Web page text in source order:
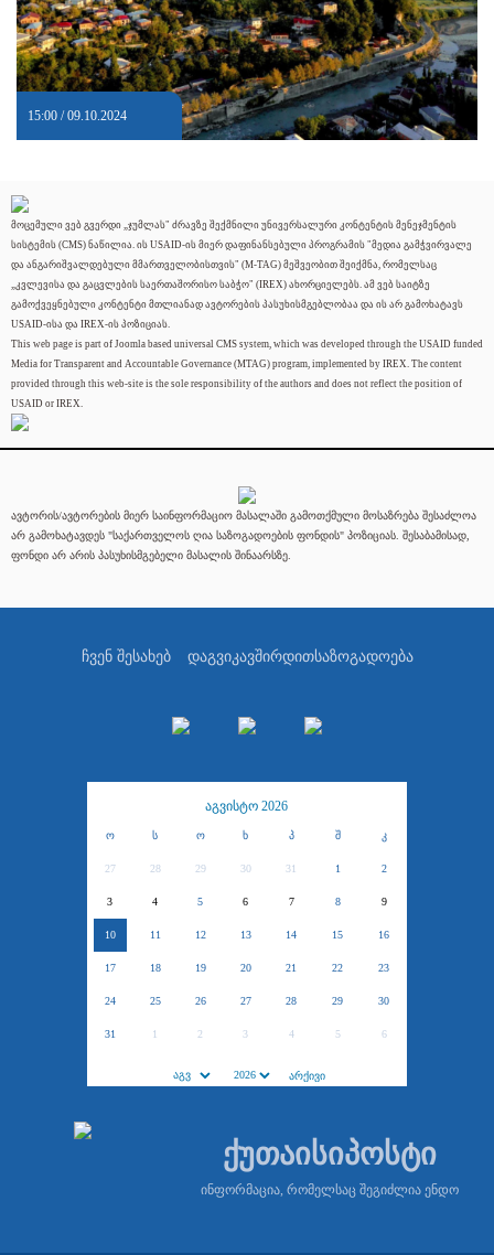
15:00 / 09.10.2024
მოცემული ვებ გვერდი „ჯუმლას" ძრავზე შექმნილი უნივერსალური კონტენტის მენეჯმენტის
სისტემის (CMS) ნაწილია. ის USAID-ის მიერ დაფინანსებული პროგრამის "მედია გამჭვირვალე
და ანგარიშვალდებული მმართველობისთვის" (M-TAG) მეშვეობით შეიქმნა, რომელსაც
„კვლევისა და გაცვლების საერთაშორისო საბჭო" (IREX) ახორციელებს. ამ ვებ საიტზე
გამოქვეყნებული კონტენტი მთლიანად ავტორების პასუხისმგებლობაა და ის არ გამოხატავს
USAID-ისა და IREX-ის პოზიციას.
This web page is part of Joomla based universal CMS system, which was developed through the USAID funded
Media for Transparent and Accountable Governance (MTAG) program, implemented by IREX. The content
provided through this web-site is the sole responsibility of the authors and does not reflect the position of
USAID or IREX.
ავტორის/ავტორების მიერ საინფორმაციო მასალაში გამოთქმული მოსაზრება შესაძლოა
არ გამოხატავდეს "საქართველოს ღია საზოგადოების ფონდის" პოზიციას. შესაბამისად,
ფონდი არ არის პასუხისმგებელი მასალის შინაარსზე.
ჩვენ შესახებ დაგვიკავშირდითსაზოგადოება
აგვისტო 2026
ო ს ო ხ პ შ კ
27 28 29 30 31 1 2
3 4 5 6 7 8 9
10 11 12 13 14 15 16
17 18 19 20 21 22 23
24 25 26 27 28 29 30
31 1 2 3 4 5 6
ქუთაისიპოსტი
ინფორმაცია, რომელსაც შეგიძლია ენდო